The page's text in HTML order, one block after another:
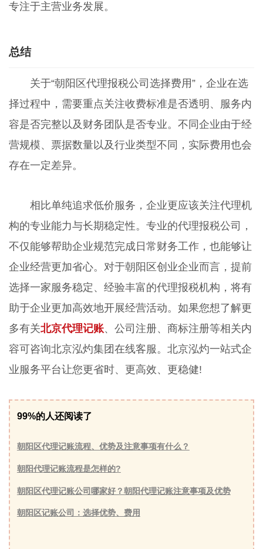
专注于主营业务发展。
总结
关于“朝阳区代理报税公司选择费用”，企业在选
择过程中，需要重点关注收费标准是否透明、服务内
容是否完整以及财务团队是否专业。不同企业由于经
营规模、票据数量以及行业类型不同，实际费用也会
存在一定差异。
相比单纯追求低价服务，企业更应该关注代理机
构的专业能力与长期稳定性。专业的代理报税公司，
不仅能够帮助企业规范完成日常财务工作，也能够让
企业经营更加省心。对于朝阳区创业企业而言，提前
选择一家服务稳定、经验丰富的代理报税机构，将有
助于企业更加高效地开展经营活动。如果您想了解更
多有关北京代理记账、公司注册、商标注册等相关内
容可咨询北京泓灼集团在线客服。北京泓灼一站式企
业服务平台让您更省时、更高效、更稳健!
99%的人还阅读了
朝阳区代理记账流程、优势及注意事项有什么？
朝阳代理记账流程是怎样的?
朝阳区代理记账公司哪家好？朝阳代理记账注意事项及优势
朝阳区记账公司：选择优势、费用